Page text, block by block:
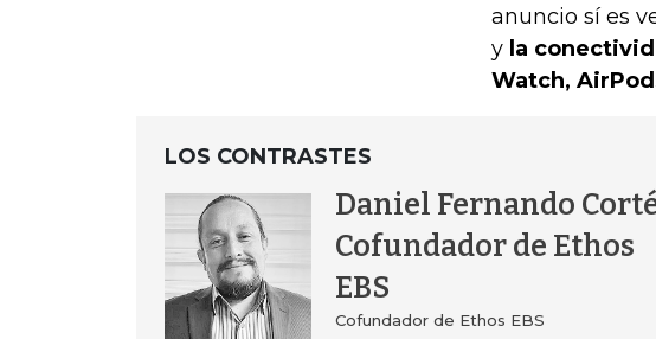
anuncio sí es
y la
Watch,
LOS CONTRASTES
Daniel Fernando
Cofundador de Ethos
EBS
Cofundador de Ethos EBS